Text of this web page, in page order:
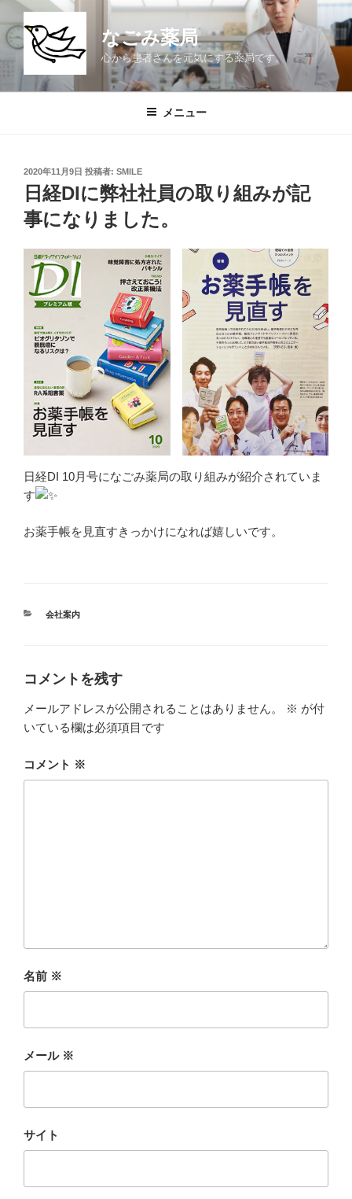
ン
テ
なごみ薬局
心から患者さんを元気にする薬局です。
メニュー
投
稿
日:
2020年11月9日 投稿者: SMILE
日経DIに弊社社員の取り組みが記
事になりました。
日経DI 10月号になごみ薬局の取り組みが紹介されていま
す
お薬手帳を見直すきっかけになれば嬉しいです。
カ
会社案内
コメントを残す
メールアドレスが公開されることはありません。 ※ が付
いている欄は必須項目です
コメント ※
名前 ※
メール ※
サイト